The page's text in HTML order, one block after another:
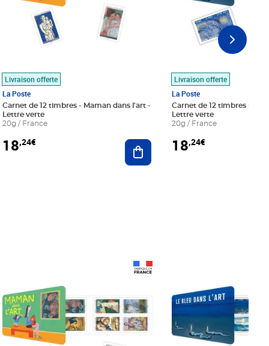
au panier
Livraison offerte
La Poste
Carnet de 12 timbres - Maman dans l'art -
Lettre verte
20g / France
18,24€ Ajouter au panier
Livraison offerte
La Poste
Carnet de 12 timbres - Le
Lettre verte
20g / France
18,24€